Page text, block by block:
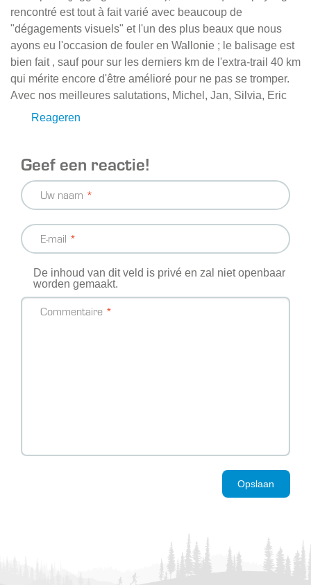
rencontré est tout à fait varié avec beaucoup de
"dégagements visuels" et l'un des plus beaux que nous
ayons eu l'occasion de fouler en Wallonie ; le balisage est
bien fait , sauf pour sur les derniers km de l'extra-trail 40 km
qui mérite encore d'être amélioré pour ne pas se tromper.
Avec nos meilleures salutations, Michel, Jan, Silvia, Eric
Reageren
Geef een reactie!
Uw naam
E-mail
De inhoud van dit veld is privé en zal niet openbaar
worden gemaakt.
Commentaire
Opslaan